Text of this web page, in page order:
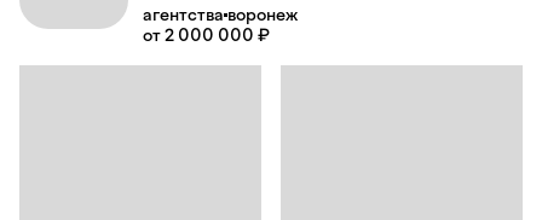
агентства воронеж
от 2 000 000 ₽